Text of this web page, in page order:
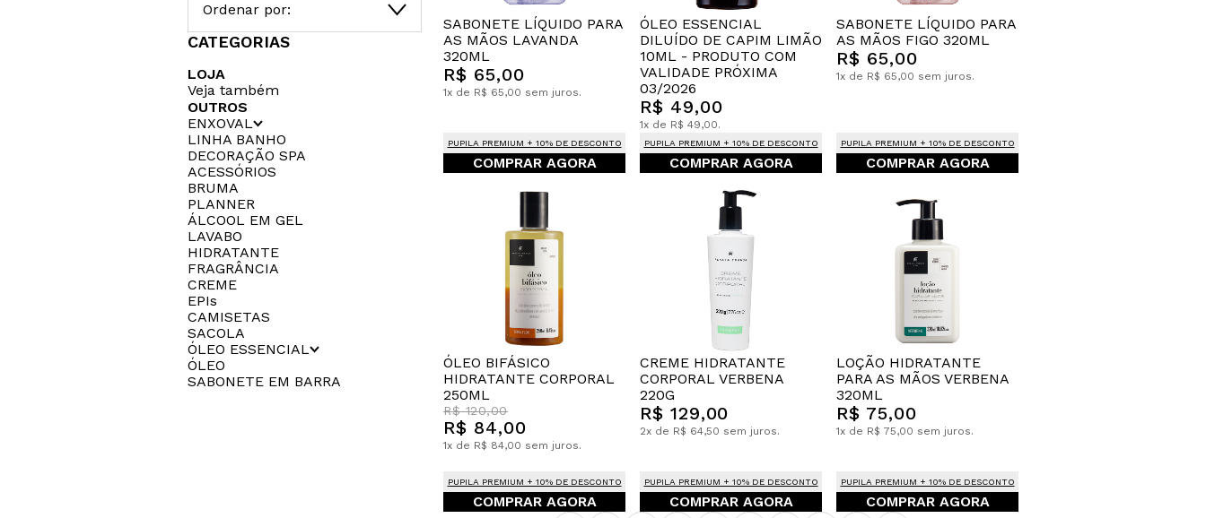
Ordenar por:
CATEGORIAS
LOJA
Veja também
OUTROS
ENXOVAL
LINHA BANHO
DECORAÇÃO SPA
ACESSÓRIOS
BRUMA
PLANNER
ÁLCOOL EM GEL
LAVABO
HIDRATANTE
FRAGRÂNCIA
CREME
EPIs
CAMISETAS
SACOLA
ÓLEO ESSENCIAL
ÓLEO
SABONETE EM BARRA
SABONETE LÍQUIDO PARA
AS MÃOS LAVANDA
320ML
R$ 65,00
1x de R$ 65,00 sem juros.
PUPILA PREMIUM + 10% DE DESCONTO
COMPRAR AGORA
ÓLEO ESSENCIAL
DILUÍDO DE CAPIM LIMÃO
10ML - PRODUTO COM
VALIDADE PRÓXIMA
03/2026
R$ 49,00
1x de R$ 49,00.
PUPILA PREMIUM + 10% DE DESCONTO
COMPRAR AGORA
SABONETE LÍQUIDO PARA
AS MÃOS FIGO 320ML
R$ 65,00
1x de R$ 65,00 sem juros.
PUPILA PREMIUM + 10% DE DESCONTO
COMPRAR AGORA
ÓLEO BIFÁSICO
HIDRATANTE CORPORAL
250ML
R$ 120,00
R$ 84,00
1x de R$ 84,00 sem juros.
PUPILA PREMIUM + 10% DE DESCONTO
COMPRAR AGORA
CREME HIDRATANTE
CORPORAL VERBENA
220G
R$ 129,00
2x de R$ 64,50 sem juros.
PUPILA PREMIUM + 10% DE DESCONTO
COMPRAR AGORA
LOÇÃO HIDRATANTE
PARA AS MÃOS VERBENA
320ML
R$ 75,00
1x de R$ 75,00 sem juros.
PUPILA PREMIUM + 10% DE DESCONTO
COMPRAR AGORA